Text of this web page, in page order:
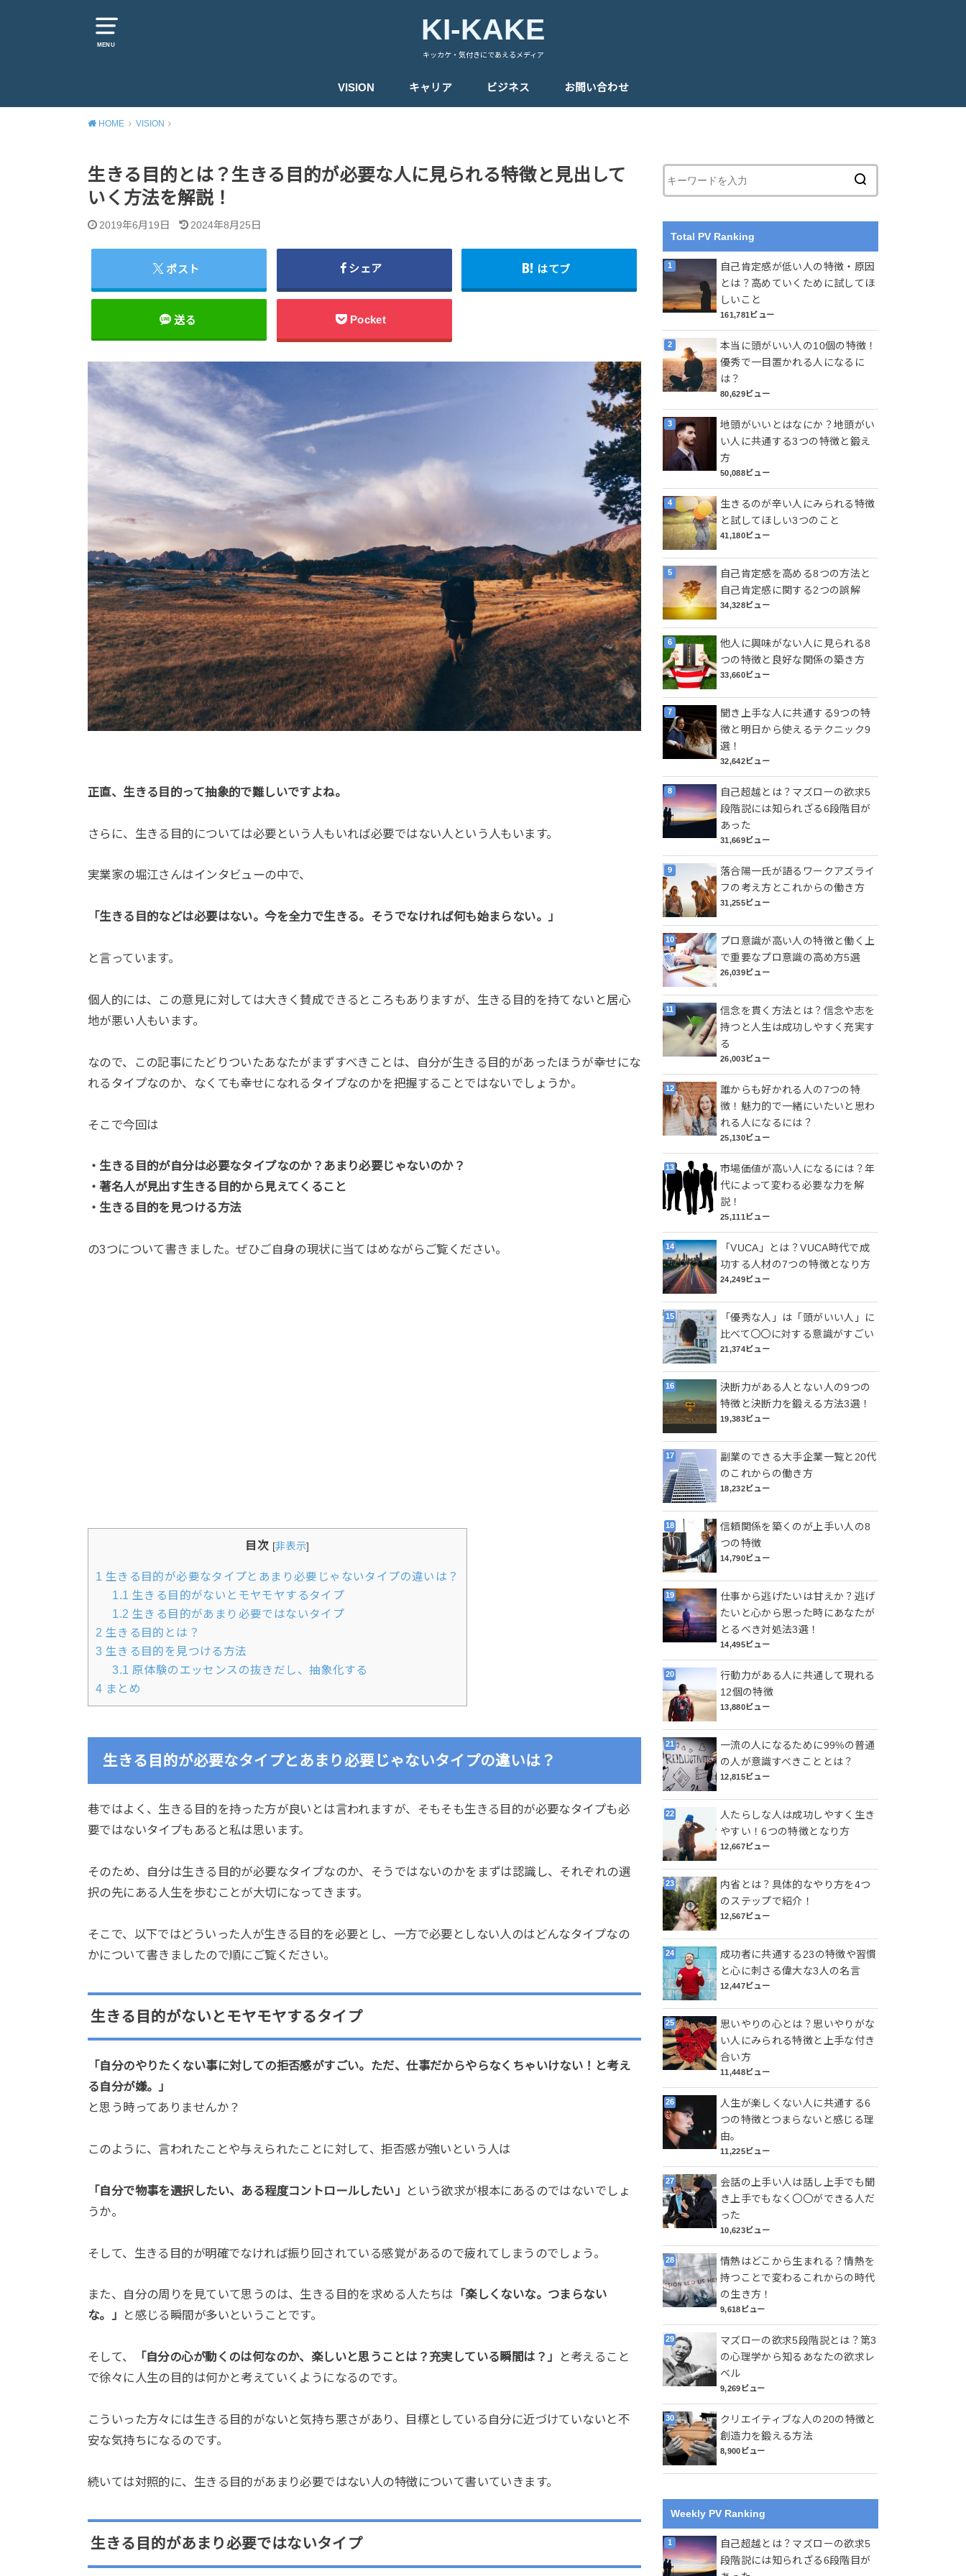
MENU KI-KAKE
キッカケ・気付きにであえるメディア
VISION キャリア ビジネス お問い合わせ
HOME VISION
生きる目的とは？生きる目的が必要な人に見られる特徴と見出して
いく方法を解説！
2019年6月19日 2024年8月25日
ポスト シェア はてブ
送る Pocket
正直、生きる目的って抽象的で難しいですよね。
さらに、生きる目的については必要という人もいれば必要ではない人という人もいます。
実業家の堀江さんはインタビューの中で、
「生きる目的などは必要はない。今を全力で生きる。そうでなければ何も始まらない。」
と言っています。
個人的には、この意見に対しては大きく賛成できるところもありますが、生きる目的を持てないと居心
地が悪い人もいます。
なので、この記事にたどりついたあなたがまずすべきことは、自分が生きる目的があったほうが幸せにな
れるタイプなのか、なくても幸せになれるタイプなのかを把握することではないでしょうか。
そこで今回は
・生きる目的が自分は必要なタイプなのか？あまり必要じゃないのか？
・著名人が見出す生きる目的から見えてくること
・生きる目的を見つける方法
の3つについて書きました。ぜひご自身の現状に当てはめながらご覧ください。
目次 [非表示]
1 生きる目的が必要なタイプとあまり必要じゃないタイプの違いは？
1.1 生きる目的がないとモヤモヤするタイプ
1.2 生きる目的があまり必要ではないタイプ
2 生きる目的とは？
3 生きる目的を見つける方法
3.1 原体験のエッセンスの抜きだし、抽象化する
4 まとめ
生きる目的が必要なタイプとあまり必要じゃないタイプの違いは？
巷ではよく、生きる目的を持った方が良いとは言われますが、そもそも生きる目的が必要なタイプも必
要ではないタイプもあると私は思います。
そのため、自分は生きる目的が必要なタイプなのか、そうではないのかをまずは認識し、それぞれの選
択の先にある人生を歩むことが大切になってきます。
そこで、以下ではどういった人が生きる目的を必要とし、一方で必要としない人のはどんなタイプなの
かについて書きましたので順にご覧ください。
生きる目的がないとモヤモヤするタイプ
「自分のやりたくない事に対しての拒否感がすごい。ただ、仕事だからやらなくちゃいけない！と考え
る自分が嫌。」
と思う時ってありませんか？
このように、言われたことや与えられたことに対して、拒否感が強いという人は
「自分で物事を選択したい、ある程度コントロールしたい」
という欲求が根本にあるのではないでしょ
うか。
そして、生きる目的が明確でなければ振り回されている感覚があるので疲れてしまうのでしょう。
また、自分の周りを見ていて思うのは、生きる目的を求める人たちは 「楽しくないな。つまらない
な。」
と感じる瞬間が多いということです。
そして、 「自分の心が動くのは何なのか、楽しいと思うことは？充実している瞬間は？」
と考えること
で徐々に人生の目的は何かと考えていくようになるのです。
こういった方々には生きる目的がないと気持ち悪さがあり、目標としている自分に近づけていないと不
安な気持ちになるのです。
続いては対照的に、生きる目的があまり必要ではない人の特徴について書いていきます。
生きる目的があまり必要ではないタイプ
Total PV Ranking
自己肯定感が低い人の特徴・原因
とは？高めていくために試してほ
しいこと
161,781ビュー
本当に頭がいい人の10個の特徴！
優秀で一目置かれる人になるに
は？
80,629ビュー
地頭がいいとはなにか？地頭がい
い人に共通する3つの特徴と鍛え
方
50,088ビュー
生きるのが辛い人にみられる特徴
と試してほしい3つのこと
41,180ビュー
自己肯定感を高める8つの方法と
自己肯定感に関する2つの誤解
34,328ビュー
他人に興味がない人に見られる8
つの特徴と良好な関係の築き方
33,660ビュー
聞き上手な人に共通する9つの特
徴と明日から使えるテクニック9
選！
32,642ビュー
自己超越とは？マズローの欲求5
段階説には知られざる6段階目が
あった
31,669ビュー
落合陽一氏が語るワークアズライ
フの考え方とこれからの働き方
31,255ビュー
プロ意識が高い人の特徴と働く上
で重要なプロ意識の高め方5選
26,039ビュー
信念を貫く方法とは？信念や志を
持つと人生は成功しやすく充実す
る
26,003ビュー
誰からも好かれる人の7つの特
徴！魅力的で一緒にいたいと思わ
れる人になるには？
25,130ビュー
市場価値が高い人になるには？年
代によって変わる必要な力を解
説！
25,111ビュー
「VUCA」とは？VUCA時代で成
功する人材の7つの特徴となり方
24,249ビュー
「優秀な人」は「頭がいい人」に
比べて〇〇に対する意識がすごい
21,374ビュー
決断力がある人とない人の9つの
特徴と決断力を鍛える方法3選！
19,383ビュー
副業のできる大手企業一覧と20代
のこれからの働き方
18,232ビュー
信頼関係を築くのが上手い人の8
つの特徴
14,790ビュー
仕事から逃げたいは甘えか？逃げ
たいと心から思った時にあなたが
とるべき対処法3選！
14,495ビュー
行動力がある人に共通して現れる
12個の特徴
13,880ビュー
一流の人になるために99%の普通
の人が意識すべきこととは？
12,815ビュー
人たらしな人は成功しやすく生き
やすい！6つの特徴となり方
12,667ビュー
内省とは？具体的なやり方を4つ
のステップで紹介！
12,567ビュー
成功者に共通する23の特徴や習慣
と心に刺さる偉大な3人の名言
12,447ビュー
思いやりの心とは？思いやりがな
い人にみられる特徴と上手な付き
合い方
11,448ビュー
人生が楽しくない人に共通する6
つの特徴とつまらないと感じる理
由。
11,225ビュー
会話の上手い人は話し上手でも聞
き上手でもなく〇〇ができる人だ
った
10,623ビュー
情熱はどこから生まれる？情熱を
持つことで変わるこれからの時代
の生き方！
9,618ビュー
マズローの欲求5段階説とは？第3
の心理学から知るあなたの欲求レ
ベル
9,269ビュー
クリエイティブな人の20の特徴と
創造力を鍛える方法
8,900ビュー
Weekly PV Ranking
自己超越とは？マズローの欲求5
段階説には知られざる6段階目が